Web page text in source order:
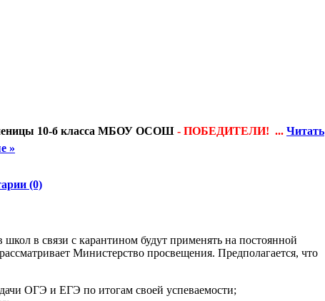
10-б класса МБОУ ОСОШ - ПОБЕДИТЕЛИ! ... Читать
»
(0)
в связи с карантином будут применять на постоянной
Министерство просвещения. Предполагается, что
ОГЭ и ЕГЭ по итогам своей успеваемости;